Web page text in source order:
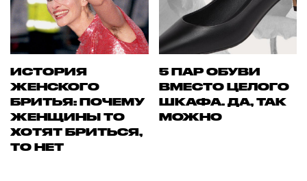
ИСТОРИЯ
ЖЕНСКОГО
БРИТЬЯ: ПОЧЕМУ
ЖЕНЩИНЫ ТО
ХОТЯТ БРИТЬСЯ,
ТО НЕТ
5 ПАР ОБУВИ
ВМЕСТО ЦЕЛОГО
ШКАФА. ДА, ТАК
МОЖНО